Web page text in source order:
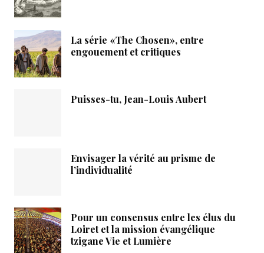
La série «The Chosen», entre
engouement et critiques
Puisses-tu, Jean-Louis Aubert
Envisager la vérité au prisme de
l’individualité
Pour un consensus entre les élus du
Loiret et la mission évangélique
tzigane Vie et Lumière